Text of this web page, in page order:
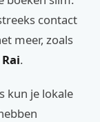
contact
meer, zoals
.
kun je lokale